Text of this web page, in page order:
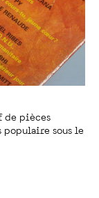
de pièces
populaire sous le